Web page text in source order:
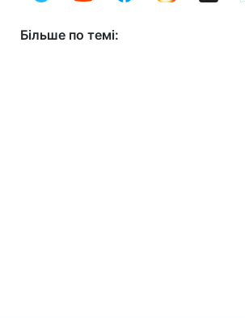
Більше по темі: